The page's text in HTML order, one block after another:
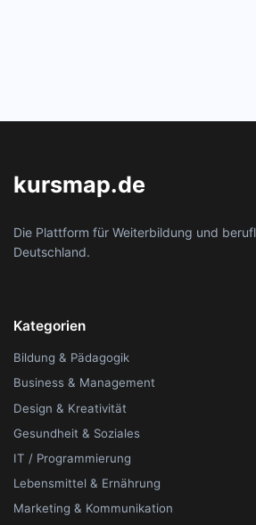
kursmap.de
Die Plattform für Weiterbildung und
Deutschland.
Kategorien
Bildung & Pädagogik
Business & Management
Design & Kreativität
Gesundheit & Soziales
IT / Programmierung
Lebensmittel & Ernährung
Marketing & Kommunikation